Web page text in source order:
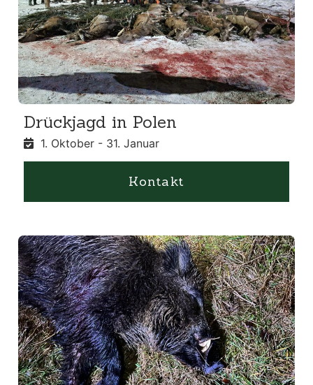
Drückjagd in Polen
1. Oktober - 31. Januar
Kontakt